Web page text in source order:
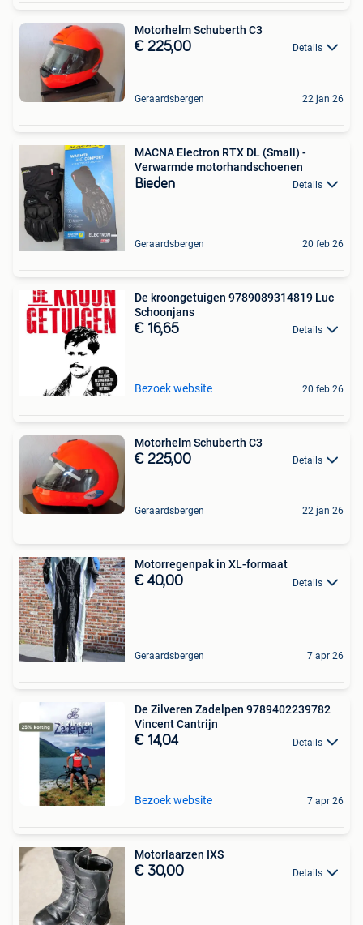
Motorhelm Schuberth C3
€ 225,00 Details
Geraardsbergen 22 jan 26
MACNA Electron RTX DL (Small) -
Verwarmde motorhandschoenen
Bieden Details
Geraardsbergen 20 feb 26
De kroongetuigen 9789089314819 Luc
Schoonjans
€ 16,65 Details
Bezoek website 20 feb 26
Motorhelm Schuberth C3
€ 225,00 Details
Geraardsbergen 22 jan 26
Motorregenpak in XL-formaat
€ 40,00 Details
Geraardsbergen 7 apr 26
De Zilveren Zadelpen 9789402239782
Vincent Cantrijn
€ 14,04 Details
Bezoek website 7 apr 26
Motorlaarzen IXS
€ 30,00 Details